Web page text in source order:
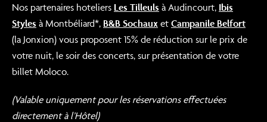
Nos partenaires hoteliers Les Tilleuls à Audincourt, Ibis
Styles à Montbéliard*, B&B Sochaux et Campanile Belfort
(la Jonxion) vous proposent 15% de réduction sur le prix de
votre nuit, le soir des concerts, sur présentation de votre
billet Moloco.
(Valable uniquement pour les réservations effectuées
directement à l’Hôtel)